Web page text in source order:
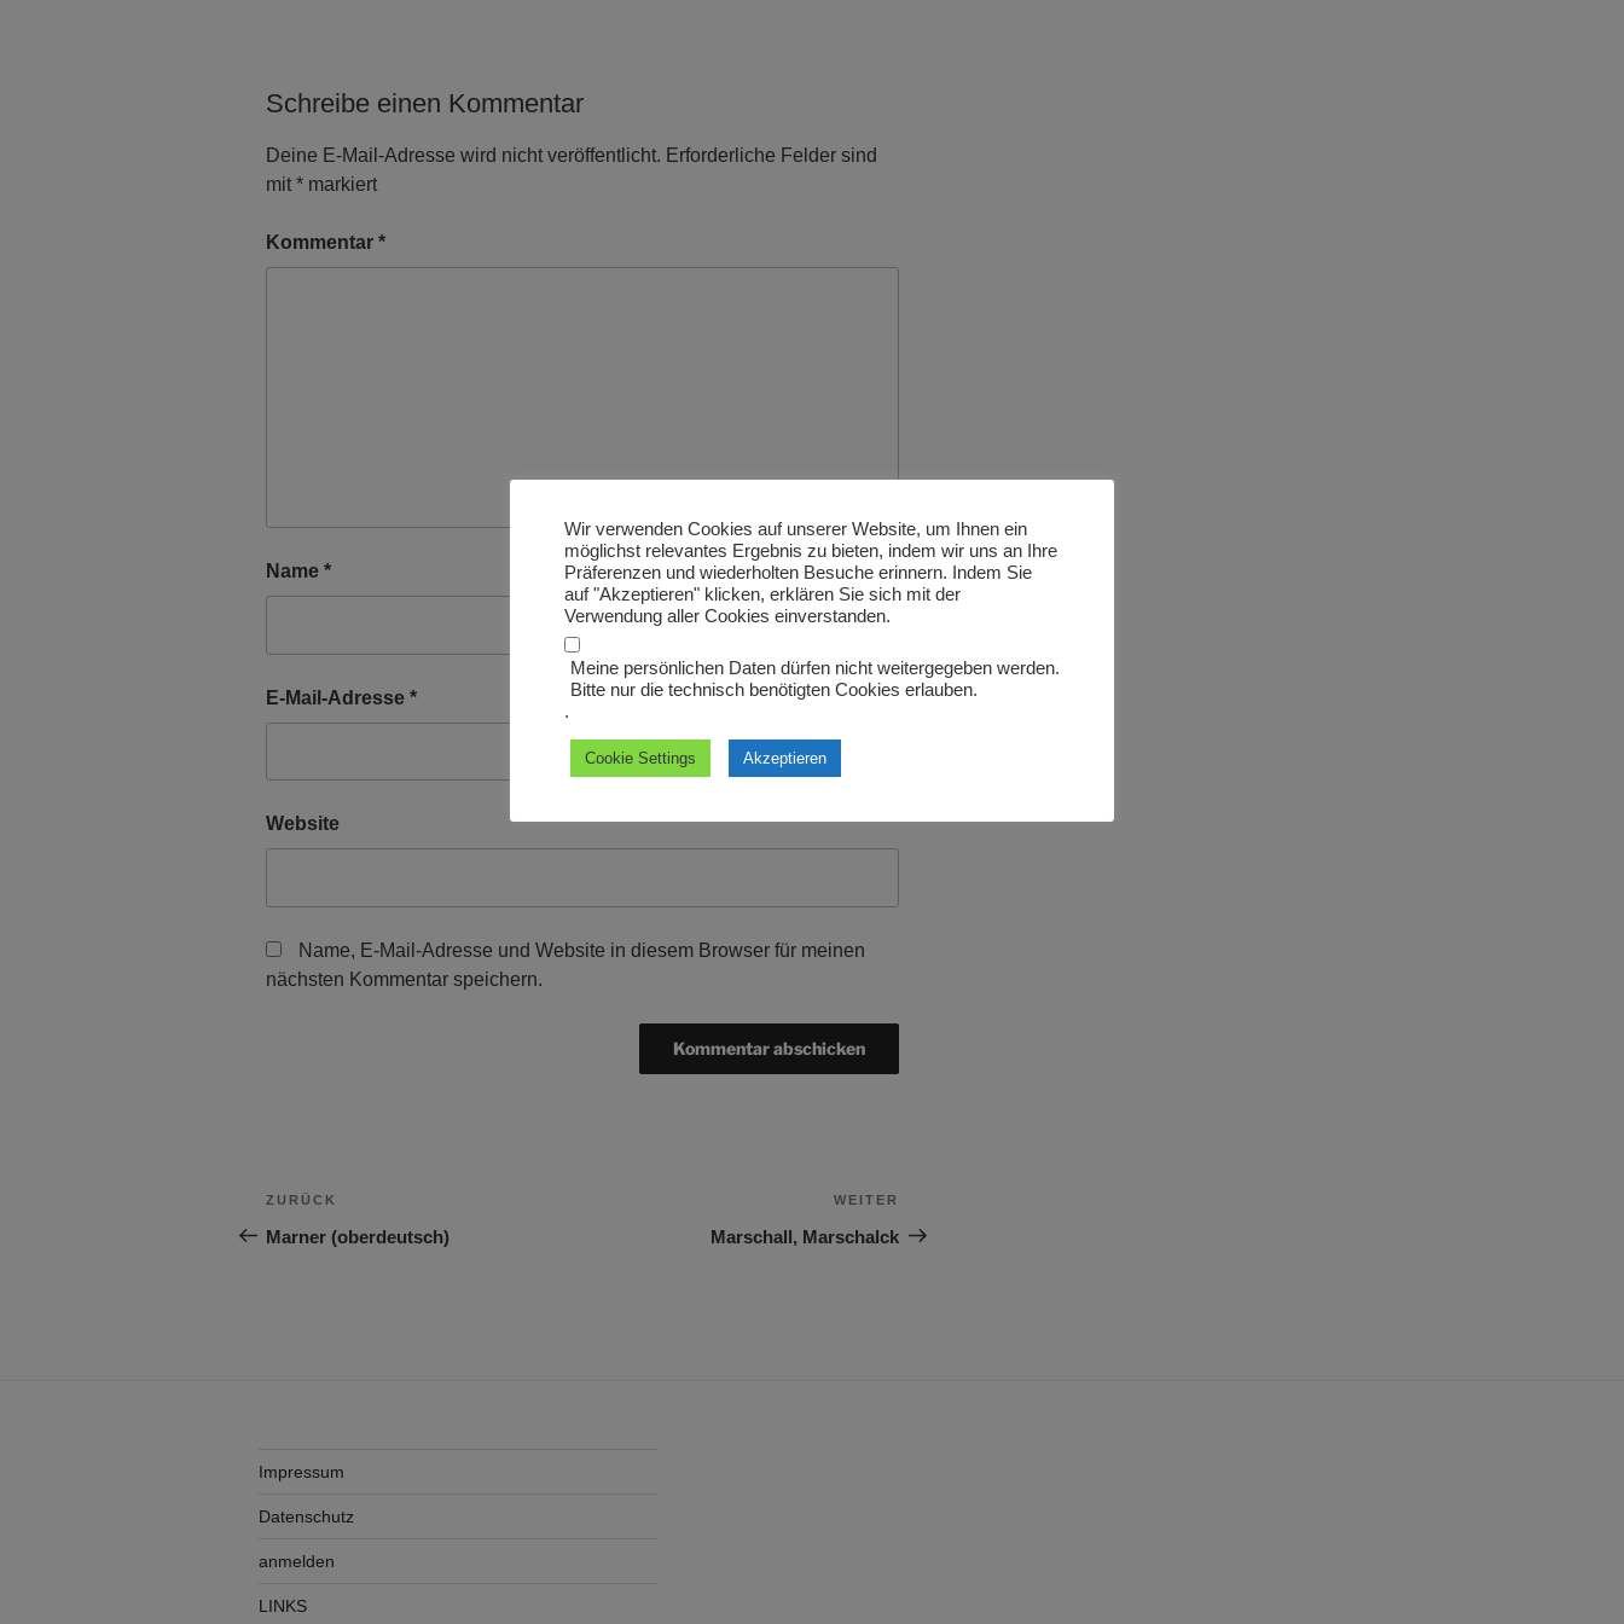
Schreibe einen Kommentar
Deine E-Mail-Adresse wird nicht veröffentlicht. Erforderliche Felder sind
mit * markiert
Kommentar *
Name *
E-Mail-Adresse *
Website
Name, E-Mail-Adresse und Website in diesem Browser für meinen
nächsten Kommentar speichern.
Beitragsnavigation
Vorheriger
Beitrag
ZURÜCK
Marner (oberdeutsch)
Beitrag
WEITER
Marschall, Marschalck
Impressum
Datenschutz
anmelden
LINKS
Wir verwenden Cookies auf unserer Website, um Ihnen ein
möglichst relevantes Ergebnis zu bieten, indem wir uns an Ihre
Präferenzen und wiederholten Besuche erinnern. Indem Sie
auf "Akzeptieren" klicken, erklären Sie sich mit der
Verwendung aller Cookies einverstanden.
Meine persönlichen Daten dürfen nicht weitergegeben werden.
Bitte nur die technisch benötigten Cookies erlauben.
.
Cookie Settings Akzeptieren